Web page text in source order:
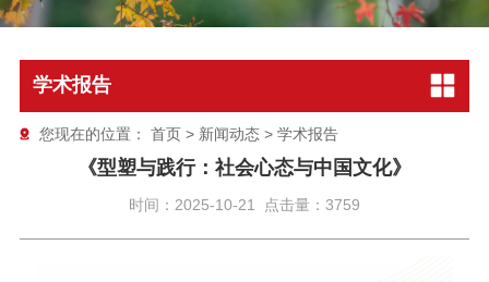
学术报告
您现在的位置： 首页> 新闻动态> 学术报告
《型塑与践行：社会心态与中国文化》
时间：2025-10-21 点击量：3759